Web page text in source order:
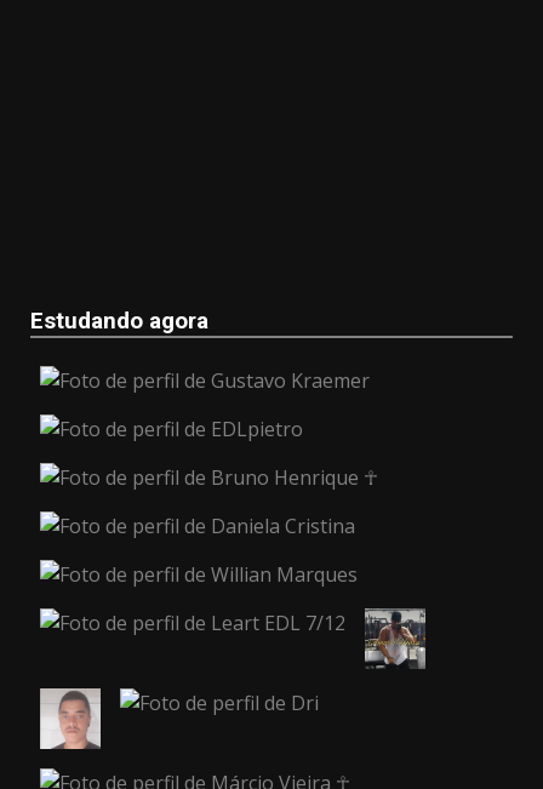
Estudando agora